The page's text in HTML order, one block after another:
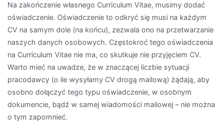
Na zakończenie własnego Curriculum Vitae, musimy dodać
oświadczenie. Oświadczenie to odkryć się musi na każdym
CV na samym dole (na końcu), zezwala ono na przetwarzanie
naszych danych osobowych. Częstokroć tego oświadczenia
na Curriculum Vitae nie ma, co skutkuje nie przyjęciem CV.
Warto mieć na uwadze, że w znaczącej liczbie sytuacji
pracodawcy (o ile wysyłamy CV drogą mailową) żądają, aby
osobno dołączyć tego typu oświadczenie, w osobnym
dokumencie, bądź w samej wiadomości mailowej – nie można
o tym zapomnieć.